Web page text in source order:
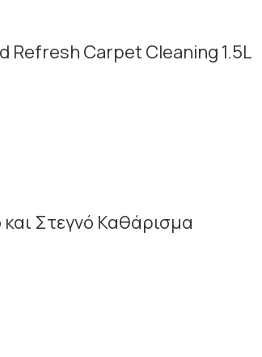
Refresh Carpet Cleaning 1.5L
Στεγνό Καθάρισμα